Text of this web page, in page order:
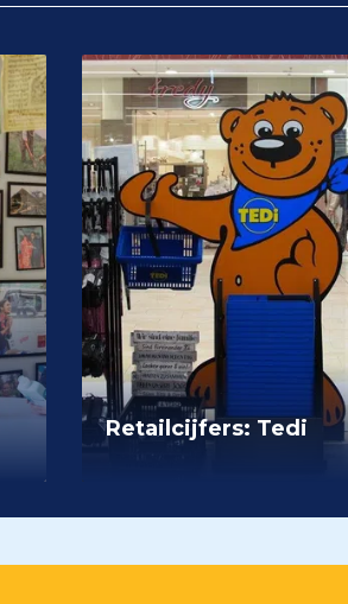
Retailcijfers: Tedi